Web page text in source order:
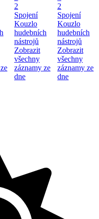
2
Spojení
Kouzlo
hudebních
nástrojů
Zobrazit
všechny
záznamy ze
dne
2
Spojení
Kouzlo
hudebních
nástrojů
Zobrazit
všechny
záznamy ze
dne